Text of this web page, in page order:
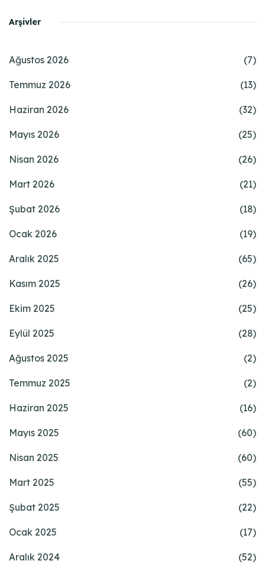
Arşivler
Ağustos 2026 (7)
Temmuz 2026 (13)
Haziran 2026 (32)
Mayıs 2026 (25)
Nisan 2026 (26)
Mart 2026 (21)
Şubat 2026 (18)
Ocak 2026 (19)
Aralık 2025 (65)
Kasım 2025 (26)
Ekim 2025 (25)
Eylül 2025 (28)
Ağustos 2025 (2)
Temmuz 2025 (2)
Haziran 2025 (16)
Mayıs 2025 (60)
Nisan 2025 (60)
Mart 2025 (55)
Şubat 2025 (22)
Ocak 2025 (17)
Aralık 2024 (52)